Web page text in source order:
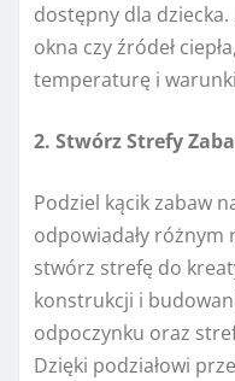
dostępny dla
okna czy źródeł
temperaturę i
2. Stwórz Strefy
Podziel kącik zabaw
odpowiadały różnym
stwórz strefę do
konstrukcji i
odpoczynku oraz
Dzięki podziałowi